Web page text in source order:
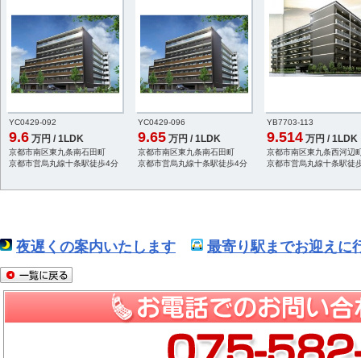
YC0429-092
9.6 万円 / 1LDK
京都市南区東九条南石田町
京都市営烏丸線十条駅徒歩4分
YC0429-096
9.65 万円 / 1LDK
京都市南区東九条南石田町
京都市営烏丸線十条駅徒歩4分
YB7703-113
9.514 万円 / 1LDK
京都市南区東九条西河辺
京都市営烏丸線十条駅徒
夜遅くの案内いたします 最寄り駅までお迎えに